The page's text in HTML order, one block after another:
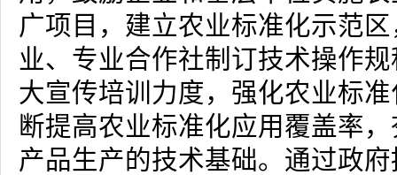
广项目，建立农业标准化示范
业、专业合作社制订技术操作
大宣传培训力度，强化农业标
断提高农业标准化应用覆盖率
产品生产的技术基础。通过政